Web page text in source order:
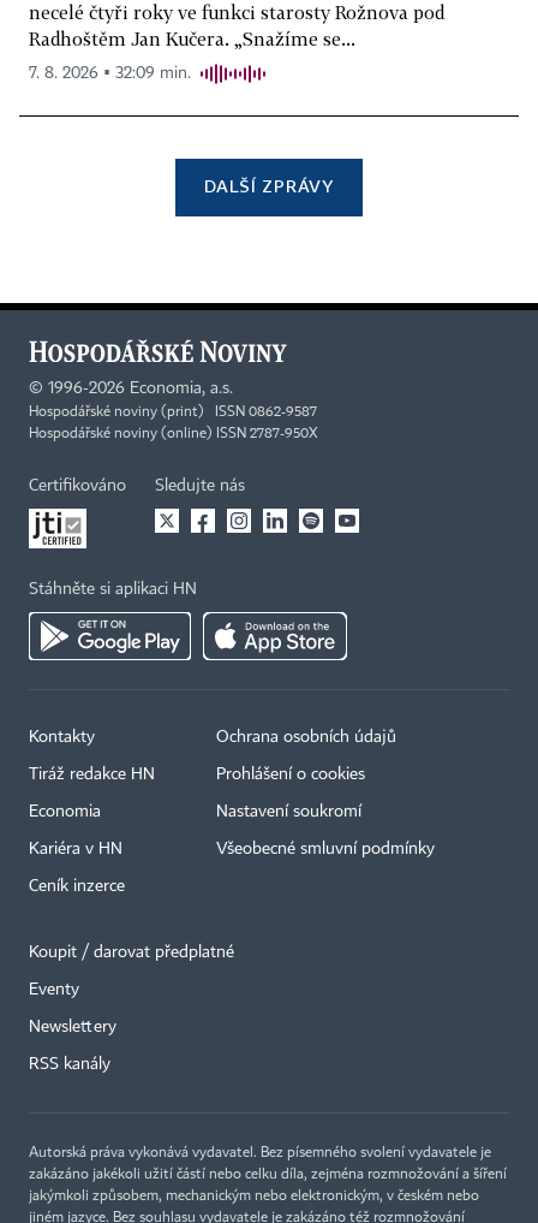
necelé čtyři roky ve funkci starosty Rožnova pod
Radhoštěm Jan Kučera. „Snažíme se...
7. 8. 2026 ▪ 32:09 min.
DALŠÍ ZPRÁVY
© 1996-2026 Economia, a.s.
Hospodářské noviny (print) ISSN 0862-9587
Hospodářské noviny (online) ISSN 2787-950X
Certifikováno Sledujte nás
Stáhněte si aplikaci HN
Kontakty
Tiráž redakce HN
Economia
Kariéra v HN
Ceník inzerce
Ochrana osobních údajů
Prohlášení o cookies
Nastavení soukromí
Všeobecné smluvní podmínky
Koupit / darovat předplatné
Eventy
Newslettery
RSS kanály
Autorská práva vykonává vydavatel. Bez písemného svolení vydavatele je
zakázáno jakékoli užití částí nebo celku díla, zejména rozmnožování a šíření
jakýmkoli způsobem, mechanickým nebo elektronickým, v českém nebo
jiném jazyce. Bez souhlasu vydavatele je zakázáno též rozmnožování